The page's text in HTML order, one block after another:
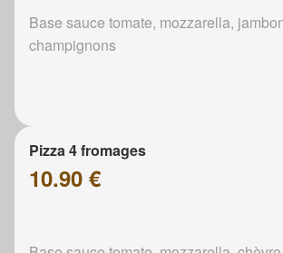
Base sauce tomate, mozzarella,
champignons
Pizza 4 fromages
10.90 €